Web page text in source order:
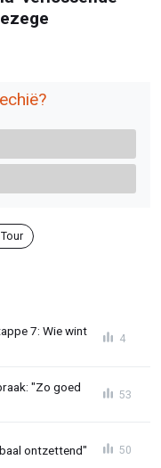
7: Wie wint
4
"Zo goed
53
ontzettend" 50